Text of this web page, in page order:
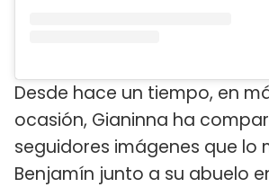
Desde hace un tiempo, en
ocasión, Gianinna ha
seguidores imágenes que lo
Benjamín junto a su abuelo